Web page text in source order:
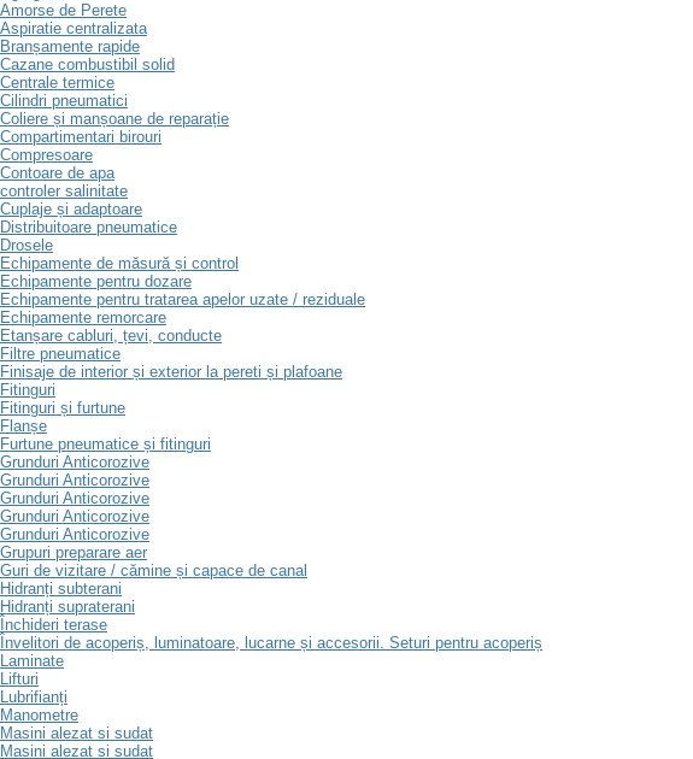
Amorse de Perete
Aspiratie centralizata
Branșamente rapide
Cazane combustibil solid
Centrale termice
Cilindri pneumatici
Coliere și manșoane de reparație
Compartimentari birouri
Compresoare
Contoare de apa
controler salinitate
Cuplaje și adaptoare
Distribuitoare pneumatice
Drosele
Echipamente de măsură și control
Echipamente pentru dozare
Echipamente pentru tratarea apelor uzate / reziduale
Echipamente remorcare
Etanșare cabluri, țevi, conducte
Filtre pneumatice
Finisaje de interior și exterior la pereti și plafoane
Fitinguri
Fitinguri și furtune
Flanșe
Furtune pneumatice și fitinguri
Grunduri Anticorozive
Grunduri Anticorozive
Grunduri Anticorozive
Grunduri Anticorozive
Grunduri Anticorozive
Grupuri preparare aer
Guri de vizitare / cămine și capace de canal
Hidranți subterani
Hidranți supraterani
Închideri terase
Învelitori de acoperiș, luminatoare, lucarne și accesorii. Seturi pentru acoperiș
Laminate
Lifturi
Lubrifianți
Manometre
Masini alezat si sudat
Masini alezat si sudat